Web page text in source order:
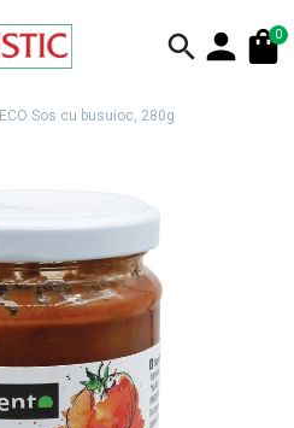
0
ECO Sos cu busuioc, 280g